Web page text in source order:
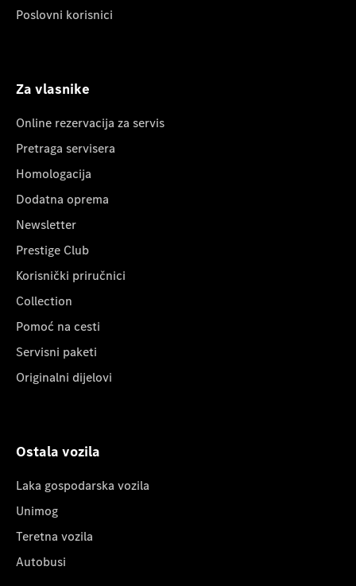
Poslovni korisnici
Za vlasnike
Online rezervacija za servis
Pretraga servisera
Homologacija
Dodatna oprema
Newsletter
Prestige Club
Korisnički priručnici
Collection
Pomoć na cesti
Servisni paketi
Originalni dijelovi
Ostala vozila
Laka gospodarska vozila
Unimog
Teretna vozila
Autobusi